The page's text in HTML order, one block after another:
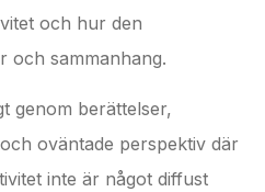
och hur den
och sammanhang.
genom berättelser,
oväntade perspektiv där
inte är något diffust